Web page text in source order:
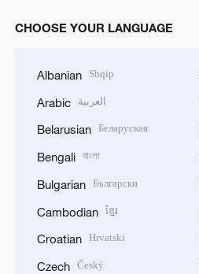
CHOOSE YOUR LANGUAGE
Albanian Shqip
Arabic العربية
Belarusian Беларуская
Bengali বাংলা
Bulgarian Български
Cambodian ខ្មែរ
Croatian Hrvatski
Czech Český